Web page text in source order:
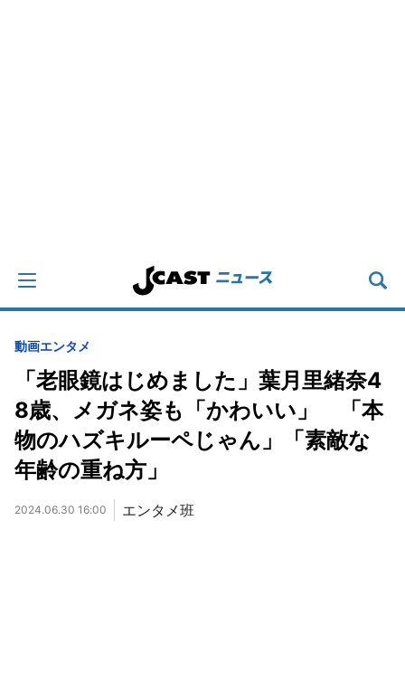
動画エンタメ
「老眼鏡はじめました」葉月里緒奈4
8歳、メガネ姿も「かわいい」 「本
物のハズキルーペじゃん」「素敵な
年齢の重ね方」
2024.06.30 16:00 エンタメ班